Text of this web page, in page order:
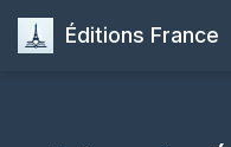
Éditions France